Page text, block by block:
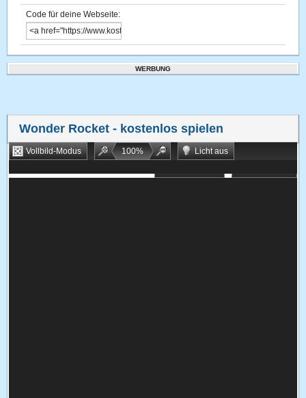
Code für deine Webseite:
WERBUNG
Wonder Rocket - kostenlos spielen
Vollbild-Modus 100%
Licht aus